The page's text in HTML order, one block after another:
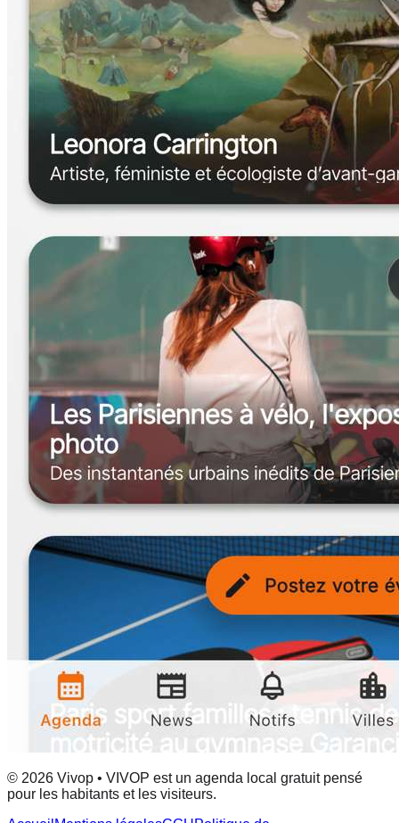
© 2026 Vivop • VIVOP est un agenda local gratuit pensé
pour les habitants et les visiteurs.